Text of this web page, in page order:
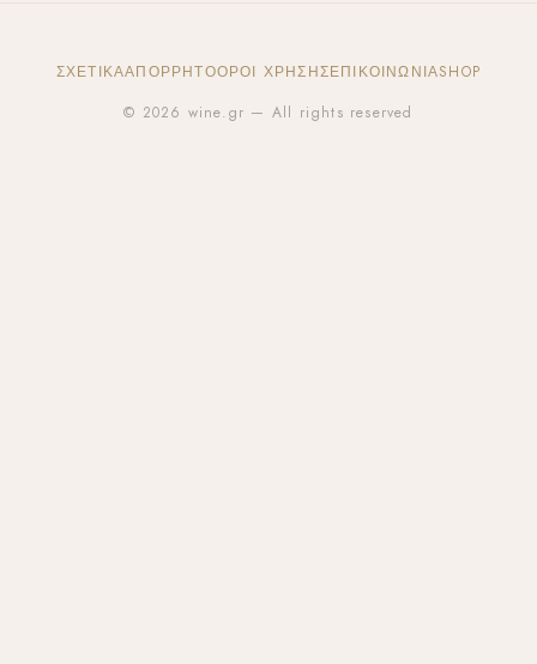
ΣΧΕΤΙΚΆΑΠΌΡΡΗΤΟΌΡΟΙ ΧΡΉΣΗΣΕΠΙΚΟΙΝΩΝΊΑSHOP
© 2026 wine.gr — All rights reserved